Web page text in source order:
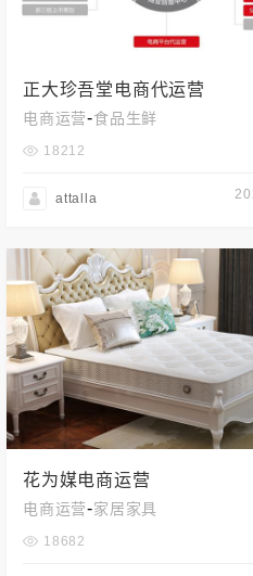
正大珍吾堂电商代运营
电商运营-食品生鲜
18212
attalla
花为媒电商运营
电商运营-家居家具
18682